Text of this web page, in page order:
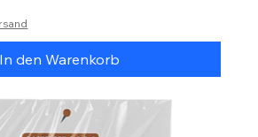
In den Warenkorb